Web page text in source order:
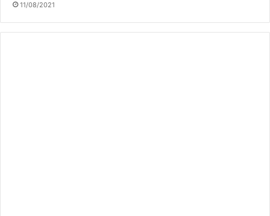
11/08/2021